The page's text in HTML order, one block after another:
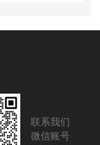
联系我们
微信账号